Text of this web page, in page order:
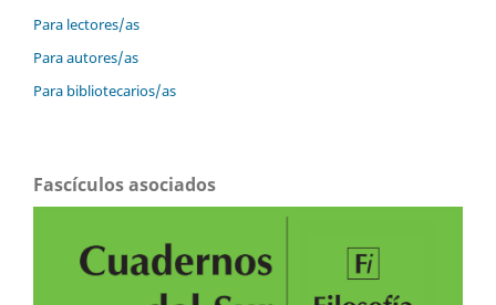
Para lectores/as
Para autores/as
Para bibliotecarios/as
Fascículos asociados